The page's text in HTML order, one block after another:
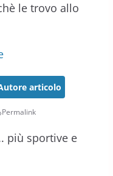
le trovo allo
articolo
Permalink
più sportive e